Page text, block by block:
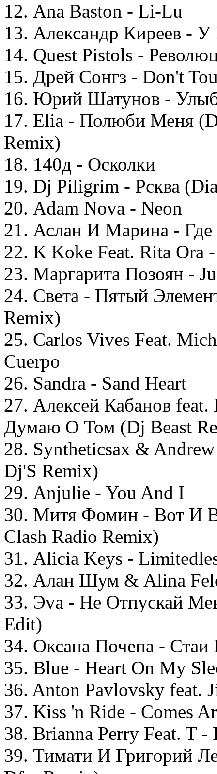
12. Ana Baston - Li-Lu
13. Александр Киреев -
14. Quest Pistols -
15. Дрей Сонгз - Don't
16. Юрий Шатунов -
17. Elia - Полюби Меня
Remix)
18. 140д - Осколки
19. Dj Piligrim - Рсква
20. Adam Nova - Neon
21. Аслан И Марина -
22. K Koke Feat. Rita Ora
23. Маргарита Позоян -
24. Света - Пятый
Remix)
25. Carlos Vives Feat.
Cuerpo
26. Sandra - Sand Heart
27. Алексей Кабанов
Думаю О Том (Dj Beast
28. Syntheticsax &
Dj'S Remix)
29. Anjulie - You And I
30. Митя Фомин - Вот И
Clash Radio Remix)
31. Alicia Keys -
32. Алан Шум & Alina
33. Эva - Не Отпускай
Edit)
34. Оксана Почепа -
35. Blue - Heart On My
36. Anton Pavlovsky feat.
37. Kiss 'n Ride - Comes
38. Brianna Perry Feat. T -
39. Тимати И Григорий